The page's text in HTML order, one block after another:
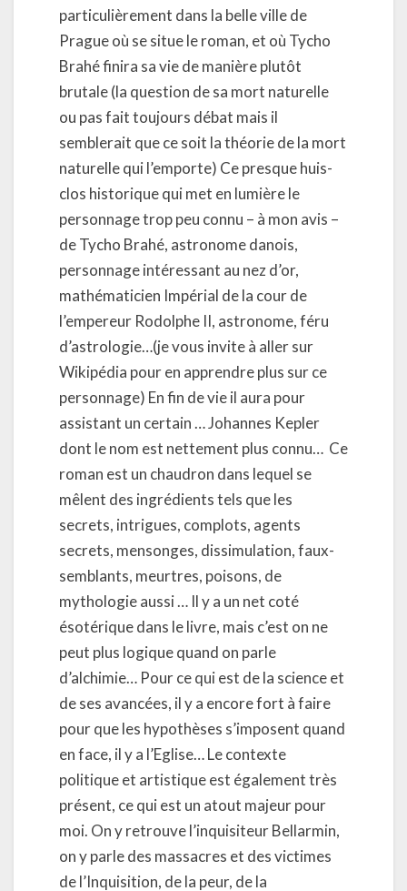
particulièrement dans la belle ville de
Prague où se situe le roman, et où Tycho
Brahé finira sa vie de manière plutôt
brutale (la question de sa mort naturelle
ou pas fait toujours débat mais il
semblerait que ce soit la théorie de la mort
naturelle qui l’emporte) Ce presque huis-
clos historique qui met en lumière le
personnage trop peu connu – à mon avis –
de Tycho Brahé, astronome danois,
personnage intéressant au nez d’or,
mathématicien Impérial de la cour de
l’empereur Rodolphe II, astronome, féru
d’astrologie…(je vous invite à aller sur
Wikipédia pour en apprendre plus sur ce
personnage) En fin de vie il aura pour
assistant un certain … Johannes Kepler
dont le nom est nettement plus connu… Ce
roman est un chaudron dans lequel se
mêlent des ingrédients tels que les
secrets, intrigues, complots, agents
secrets, mensonges, dissimulation, faux-
semblants, meurtres, poisons, de
mythologie aussi … Il y a un net coté
ésotérique dans le livre, mais c’est on ne
peut plus logique quand on parle
d’alchimie… Pour ce qui est de la science et
de ses avancées, il y a encore fort à faire
pour que les hypothèses s’imposent quand
en face, il y a l’Eglise… Le contexte
politique et artistique est également très
présent, ce qui est un atout majeur pour
moi. On y retrouve l’inquisiteur Bellarmin,
on y parle des massacres et des victimes
de l’Inquisition, de la peur, de la